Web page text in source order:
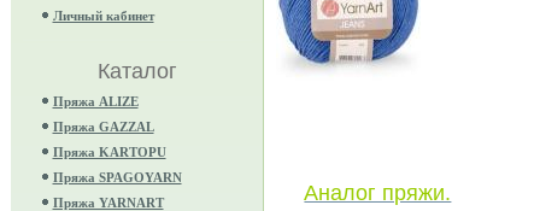
Личный кабинет
Каталог
Пряжа ALIZE
Пряжа GAZZAL
Пряжа KARTOPU
Пряжа SPAGOYARN
Пряжа YARNART
Аналог пряжи.